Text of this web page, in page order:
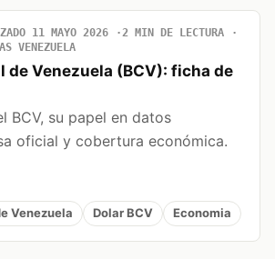
11 MAYO 2026
2 MIN DE LECTURA
VENEZUELA
de Venezuela (BCV): ficha de
BCV, su papel en datos
oficial y cobertura económica.
Venezuela Dolar BCV Economia